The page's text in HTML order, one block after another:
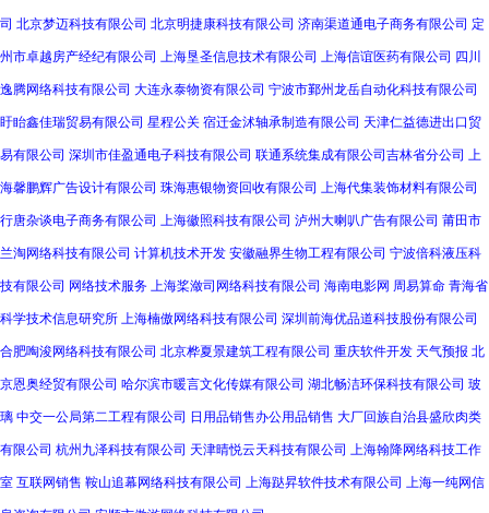
司 北京梦迈科技有限公司 北京明捷康科技有限公司 济南渠道通电子商务有限公司 定
州市卓越房产经纪有限公司 上海垦圣信息技术有限公司 上海信谊医药有限公司 四川
逸腾网络科技有限公司 大连永泰物资有限公司 宁波市鄞州龙岳自动化科技有限公司
盱眙鑫佳瑞贸易有限公司 星程公关 宿迁金沭轴承制造有限公司 天津仁益德进出口贸
易有限公司 深圳市佳盈通电子科技有限公司 联通系统集成有限公司吉林省分公司 上
海馨鹏辉广告设计有限公司 珠海惠银物资回收有限公司 上海代集装饰材料有限公司
行唐杂谈电子商务有限公司 上海徽照科技有限公司 泸州大喇叭广告有限公司 莆田市
兰淘网络科技有限公司 计算机技术开发 安徽融界生物工程有限公司 宁波倍科液压科
技有限公司 网络技术服务 上海桨潋司网络科技有限公司 海南电影网 周易算命 青海省
科学技术信息研究所 上海楠傲网络科技有限公司 深圳前海优品道科技股份有限公司
合肥啕浚网络科技有限公司 北京桦夏景建筑工程有限公司 重庆软件开发 天气预报 北
京恩奥经贸有限公司 哈尔滨市暖言文化传媒有限公司 湖北畅洁环保科技有限公司 玻
璃 中交一公局第二工程有限公司 日用品销售办公用品销售 大厂回族自治县盛欣肉类
有限公司 杭州九泽科技有限公司 天津晴悦云天科技有限公司 上海翰降网络科技工作
室 互联网销售 鞍山追幕网络科技有限公司 上海跶昇软件技术有限公司 上海一纯网信